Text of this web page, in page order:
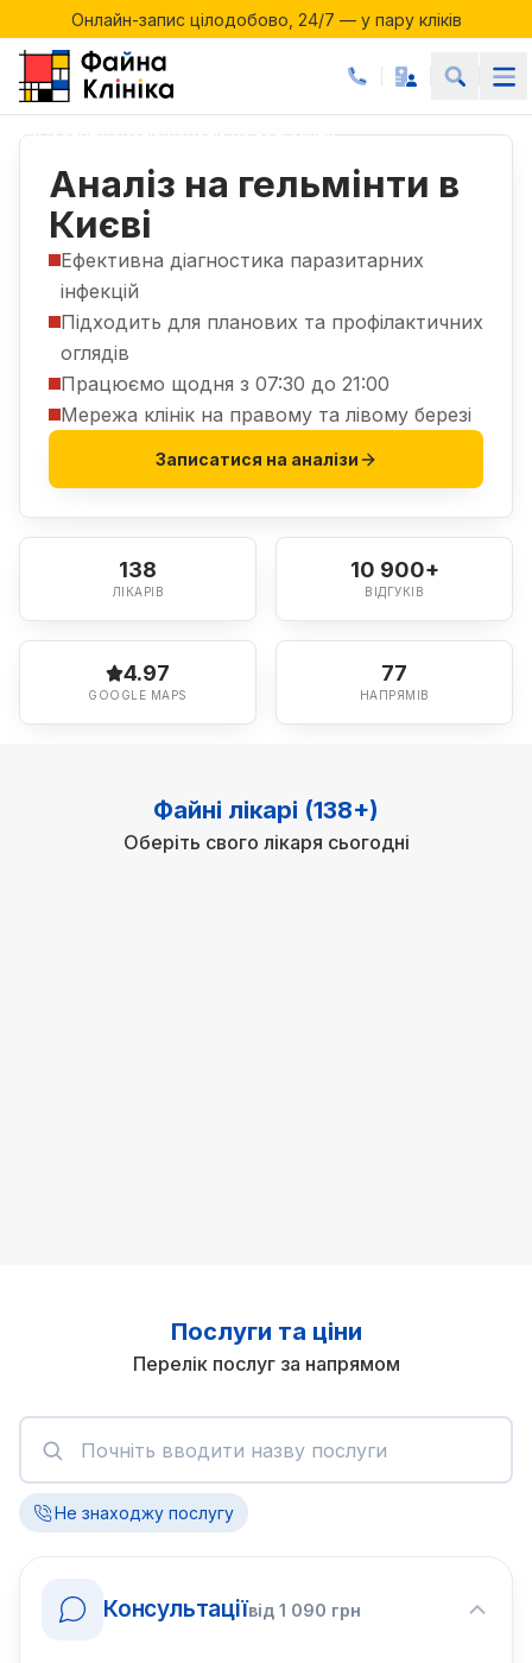
Онлайн-запис цілодобово, 24/7 — у пару кліків
Онлайн-запис цілодобово, 24/7 — у пару кліків
Послуги|Аналізи|Аналіз на гельмінти
Аналіз на гельмінти в
Києві
Ефективна діагностика паразитарних
інфекцій
Підходить для планових та профілактичних
оглядів
Працюємо щодня з 07:30 до 21:00
Мережа клінік на правому та лівому березі
Записатися на аналізи
138
ЛІКАРІВ
10 900+
ВІДГУКІВ
4.97
GOOGLE MAPS
77
НАПРЯМІВ
Файні лікарі (138+)
Оберіть свого лікаря сьогодні
Послуги та ціни
Перелік послуг за напрямом
Не знаходжу послугу
Консультаціївід 1 090 грн